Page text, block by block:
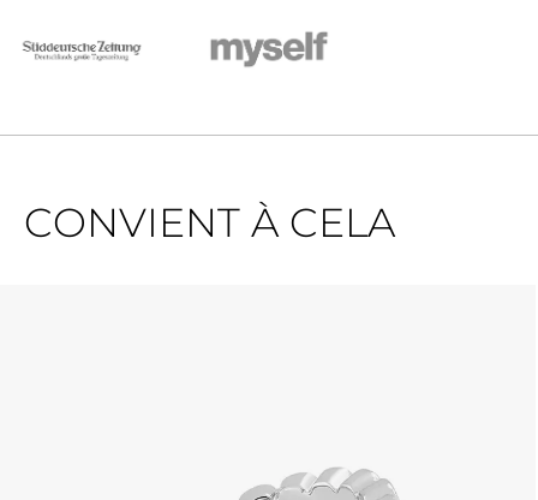
CONVIENT À CELA